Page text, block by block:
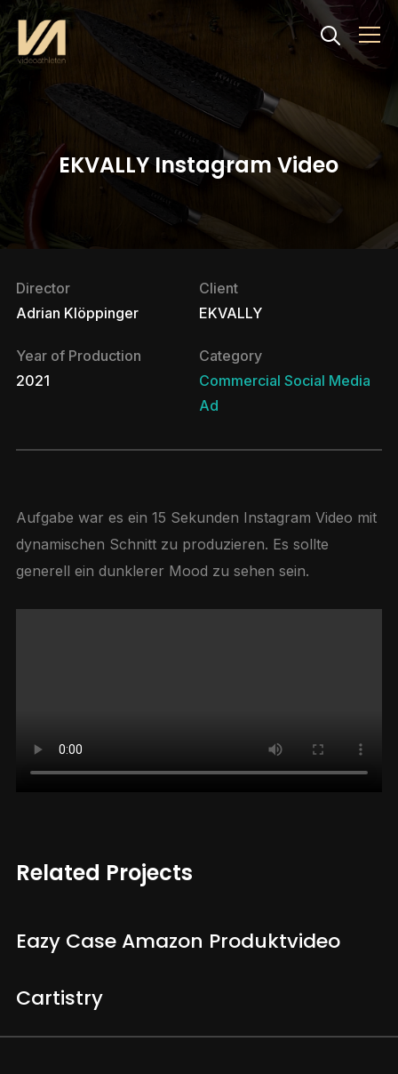
Info
EKVALLY Instagram Video
Director
Adrian Klöppinger
Client
EKVALLY
Year of Production
2021
Category
Commercial Social Media
Ad
Aufgabe war es ein 15 Sekunden Instagram Video mit
dynamischen Schnitt zu produzieren. Es sollte
generell ein dunklerer Mood zu sehen sein.
Related Projects
Eazy Case Amazon Produktvideo
Cartistry